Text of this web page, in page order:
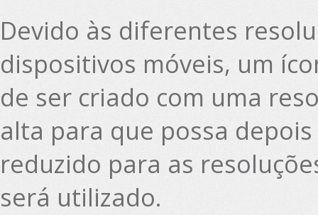
Devido às diferentes
dispositivos móveis, um
de ser criado com uma
alta para que possa
reduzido para as
será utilizado.